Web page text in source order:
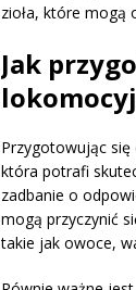
zioła, które mogą
Jak
Przygotowując
która potrafi
zadbanie o
mogą przyczynić
takie jak owoce,